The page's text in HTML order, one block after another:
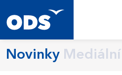
Novinky